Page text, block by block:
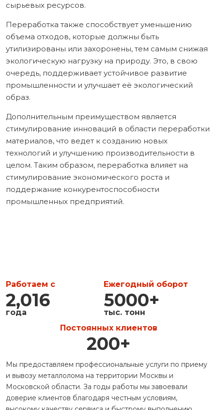
сырьевых ресурсов.
Переработка также способствует уменьшению
объема отходов, которые должны быть
утилизированы или захоронены, тем самым снижая
экологическую нагрузку на природу. Это, в свою
очередь, поддерживает устойчивое развитие
промышленности и улучшает её экологический
образ.
Дополнительным преимуществом является
стимулирование инноваций в области переработки
материалов, что ведет к созданию новых
технологий и улучшению производительности в
целом. Таким образом, переработка влияет на
стимулирование экономического роста и
поддержание конкурентоспособности
промышленных предприятий.
Работаем с
2,016
года
Ежегодный оборот
5000+
тыс. тонн
Постоянных клиентов
200+
Мы предоставляем профессиональные услуги по приему
и вывозу металлолома на территории Москвы и
Московской области. За годы работы мы завоевали
доверие клиентов благодаря честным условиям,